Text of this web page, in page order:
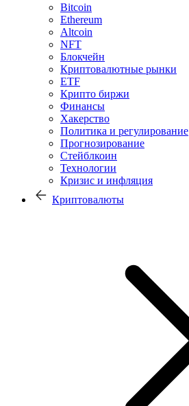
Bitcoin
Ethereum
Altcoin
NFT
Блокчейн
Криптовалютные рынки
ETF
Крипто биржи
Финансы
Хакерство
Политика и регулирование
Прогнозирование
Стейблкоин
Технологии
Кризис и инфляция
Криптовалюты